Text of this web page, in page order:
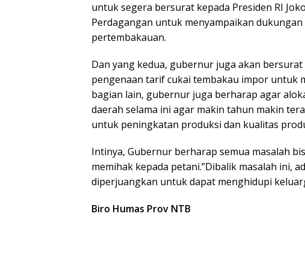
untuk segera bersurat kepada Presiden RI
Perdagangan untuk menyampaikan
pertembakauan.
Dan yang kedua, gubernur juga akan
pengenaan tarif cukai tembakau impor untuk
bagian lain, gubernur juga berharap agar
daerah selama ini agar makin tahun makin
untuk peningkatan produksi dan kualitas
Intinya, Gubernur berharap semua masalah
memihak kepada petani.”Dibalik masalah ini,
diperjuangkan untuk dapat menghidupi
Biro Humas Prov NTB